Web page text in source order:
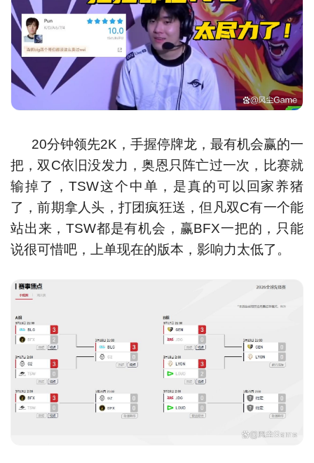
20分钟领先2K，手握停牌龙，最有机会赢的一
把，双C依旧没发力，奥恩只阵亡过一次，比赛就
输掉了，TSW这个中单，是真的可以回家养猪
了，前期拿人头，打团疯狂送，但凡双C有一个能
站出来，TSW都是有机会，赢BFX一把的，只能
说很可惜吧，上单现在的版本，影响力太低了。